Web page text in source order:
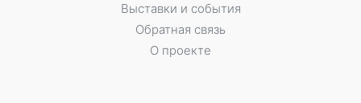
Выставки и события
Обратная связь
О проекте